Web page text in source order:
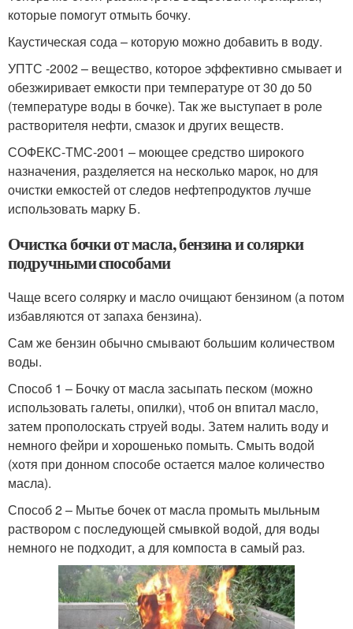
которые помогут отмыть бочку.
Каустическая сода – которую можно добавить в воду.
УПТС -2002 – вещество, которое эффективно смывает и
обезжиривает емкости при температуре от 30 до 50
(температуре воды в бочке). Так же выступает в роле
растворителя нефти, смазок и других веществ.
СОФЕКС-ТМС-2001 – моющее средство широкого
назначения, разделяется на несколько марок, но для
очистки емкостей от следов нефтепродуктов лучше
использовать марку Б.
Очистка бочки от масла, бензина и солярки
подручными способами
Чаще всего солярку и масло очищают бензином (а потом
избавляются от запаха бензина).
Сам же бензин обычно смывают большим количеством
воды.
Способ 1 – Бочку от масла засыпать песком (можно
использовать галеты, опилки), чтоб он впитал масло,
затем прополоскать струей воды. Затем налить воду и
немного фейри и хорошенько помыть. Смыть водой
(хотя при донном способе остается малое количество
масла).
Способ 2 – Мытье бочек от масла промыть мыльным
раствором с последующей смывкой водой, для воды
немного не подходит, а для компоста в самый раз.